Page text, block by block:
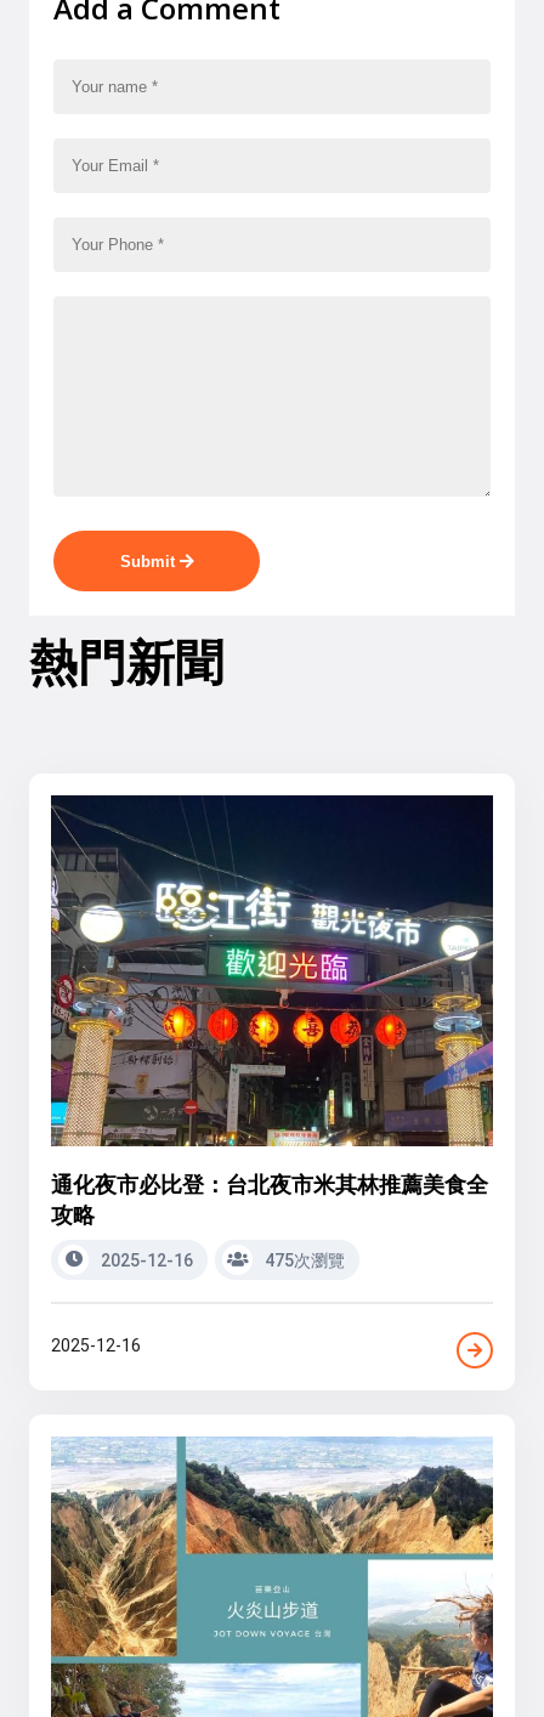
Submit
熱門新聞
通化夜市必比登：台北夜市米其林推薦美食全
攻略
2025-12-16 475次瀏覽
2025-12-16